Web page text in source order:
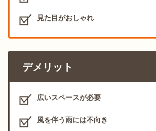
見た目がおしゃれ
デメリット
広いスペースが必要
風を伴う雨には不向き